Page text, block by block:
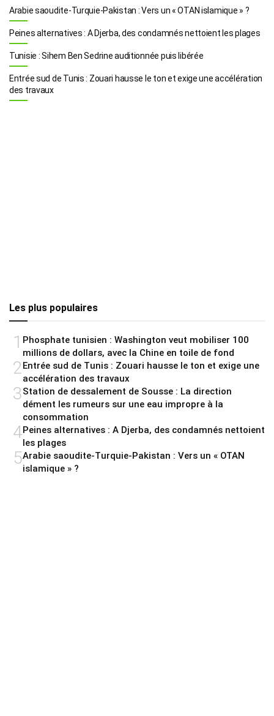
Arabie saoudite-Turquie-Pakistan : Vers un « OTAN islamique » ?
Peines alternatives : A Djerba, des condamnés nettoient les plages
Tunisie : Sihem Ben Sedrine auditionnée puis libérée
Entrée sud de Tunis : Zouari hausse le ton et exige une accélération
des travaux
Les plus populaires
1 Phosphate tunisien : Washington veut mobiliser 100
millions de dollars, avec la Chine en toile de fond
2Entrée sud de Tunis : Zouari hausse le ton et exige une
accélération des travaux
3Station de dessalement de Sousse : La direction
dément les rumeurs sur une eau impropre à la
consommation
4Peines alternatives : A Djerba, des condamnés nettoient
les plages
5Arabie saoudite-Turquie-Pakistan : Vers un « OTAN
islamique » ?